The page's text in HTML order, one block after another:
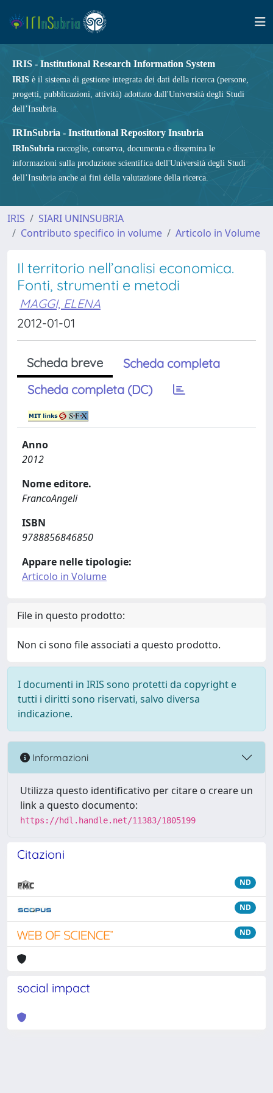
IRIS - Institutional Research Information System
IRIS è il sistema di gestione integrata dei dati della ricerca (persone,
progetti, pubblicazioni, attività) adottato dall'Università degli Studi
dell’Insubria.
IRInSubria - Institutional Repository Insubria
IRInSubria raccoglie, conserva, documenta e dissemina le
informazioni sulla produzione scientifica dell'Università degli Studi
dell’Insubria anche ai fini della valutazione della ricerca.
IRIS
SIARI UNINSUBRIA
Contributo specifico in volume
Articolo in Volume
Il territorio nell’analisi economica.
Fonti, strumenti e metodi
MAGGI, ELENA
2012-01-01
Scheda breve
Scheda completa
Scheda completa (DC)
Anno
2012
Nome editore.
FrancoAngeli
ISBN
9788856846850
Appare nelle tipologie:
Articolo in Volume
File in questo prodotto:
Non ci sono file associati a questo prodotto.
I documenti in IRIS sono protetti da copyright e
tutti i diritti sono riservati, salvo diversa
indicazione.
Informazioni
Utilizza questo identificativo per citare o creare un
link a questo documento:
https://hdl.handle.net/11383/1805199
Citazioni
ND
ND
ND
social impact